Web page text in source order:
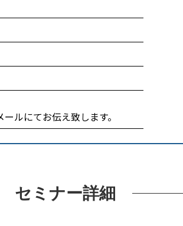
ルにてお伝え致します。
セミナー詳細